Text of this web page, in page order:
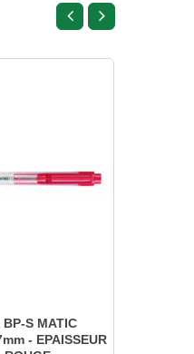
S MATIC
- EPAISSEUR